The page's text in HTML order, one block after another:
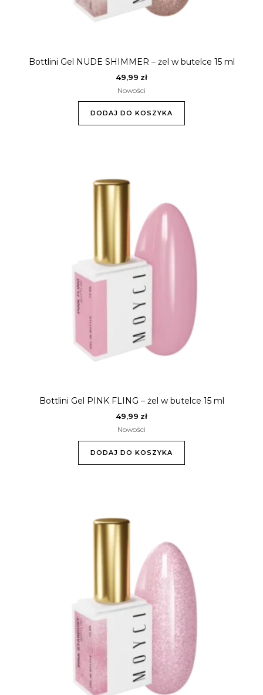
Bottlini Gel NUDE SHIMMER – żel w butelce 15 ml
49,99 zł
Nowości
DODAJ DO KOSZYKA
Bottlini Gel PINK FLING – żel w butelce 15 ml
49,99 zł
Nowości
DODAJ DO KOSZYKA